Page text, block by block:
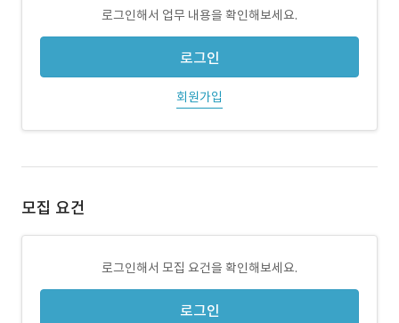
로그인해서 업무 내용을 확인해보세요.
로그인
회원가입
모집 요건
로그인해서 모집 요건을 확인해보세요.
로그인